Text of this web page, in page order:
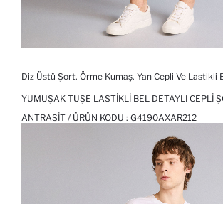
Diz Üstü Şort. Örme Kumaş. Yan Cepli Ve Lastikli
YUMUŞAK TUŞE LASTIKLI BEL DETAYLI CEPLI
ANTRASIT / ÜRÜN KODU : G4190AXAR212